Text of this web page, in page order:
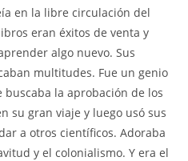
en la libre circulación del
eran éxitos de venta y
algo nuevo. Sus
multitudes. Fue un genio
la aprobación de los
su gran viaje y luego usó sus
a otros científicos. Adoraba
y el colonialismo. Y era el